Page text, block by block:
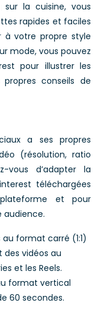
la cuisine, vous
rapides et faciles
à votre propre style
mode, vous pouvez
pour illustrer les
conseils de
a ses propres
(résolution, ratio
vous d’adapter la
téléchargées
et pour
audience.
format carré (1:1)
des vidéos au
et les Reels.
format vertical
60 secondes.